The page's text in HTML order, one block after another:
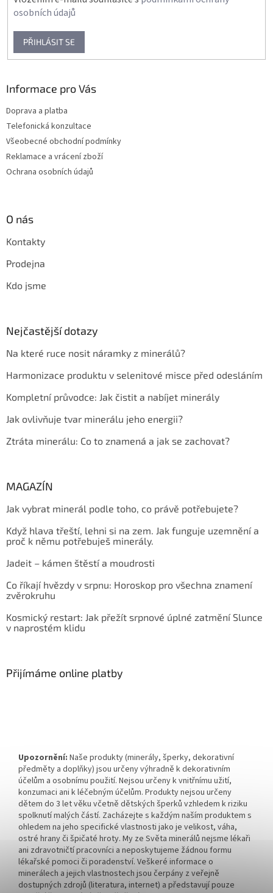
osobních údajů
PŘIHLÁSIT SE
Informace pro Vás
Doprava a platba
Telefonická konzultace
Všeobecné obchodní podmínky
Reklamace a vrácení zboží
Ochrana osobních údajů
O nás
Kontakty
Prodejna
Kdo jsme
Nejčastější dotazy
Na které ruce nosit náramky z minerálů?
Harmonizace produktu v selenitové misce před odesláním
Kompletní průvodce: Jak čistit a nabíjet minerály
Jak ovlivňuje tvar minerálu jeho energii?
Ztráta minerálu: Co to znamená a jak se zachovat?
MAGAZÍN
Jak vybrat minerál podle toho, co právě potřebujete?
Když hlava třeští, lehni si na zem. Jak funguje uzemnění a
proč k němu potřebuješ minerály.
Jadeit – kámen štěstí a moudrosti
Co říkají hvězdy v srpnu: Horoskop pro všechna znamení
zvěrokruhu
Kosmický restart: Jak přežít srpnové úplné zatmění Slunce
v naprostém klidu
Přijímáme online platby
Upozornění: Naše produkty (minerály, šperky, dekorativní
předměty a doplňky) jsou určeny výhradně k dekorativním
účelům a osobnímu použití. Nejsou určeny k vnitřnímu užití,
konzumaci ani k léčebným účelům. Produkty nejsou určeny
dětem do 3 let věku včetně dětských šperků vzhledem k riziku
spolknutí malých částí. Zacházejte s každým naším produktem s
ohledem na jeho specifické vlastnosti jako je velikost, váha,
ostré hrany či špičaté hroty. My ze Světa minerálů nejsme lékaři
ani zdravotničtí pracovníci a neposkytujeme žádnou formu
lékařské pomoci či poradenství. Veškeré informace o
minerálech a jejich vlastnostech jsou čerpány z veřejně
dostupných zdrojů (literatura, internet) a představují pouze